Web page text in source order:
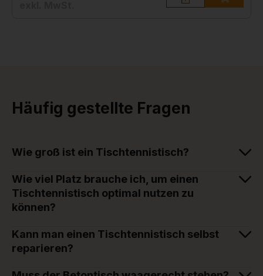
Häufig gestellte Fragen
Wie groß ist ein Tischtennistisch?
Wie viel Platz brauche ich, um einen
Tischtennistisch optimal nutzen zu
können?
Kann man einen Tischtennistisch selbst
reparieren?